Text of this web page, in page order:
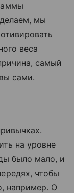
мы
веса
самый
сами.
на уровне
было мало, и
чтобы
например. О